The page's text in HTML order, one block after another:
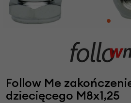
Follow Me
dziecięcego M8x1,25